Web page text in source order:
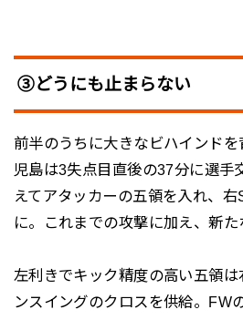
③どうにも止まらない
前半のうちに大きなビハインド
児島は3失点目直後の37分に選手
えてアタッカーの五領を入れ、
に。これまでの攻撃に加え、新た
左利きでキック精度の高い五領
ンスイングのクロスを供給。FW